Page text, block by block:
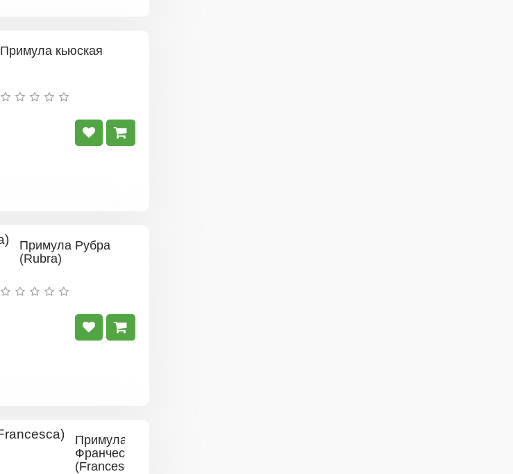
Примула кьюская
Примула Рубра
(Rubra)
Примула
Франческа
(Francesca)